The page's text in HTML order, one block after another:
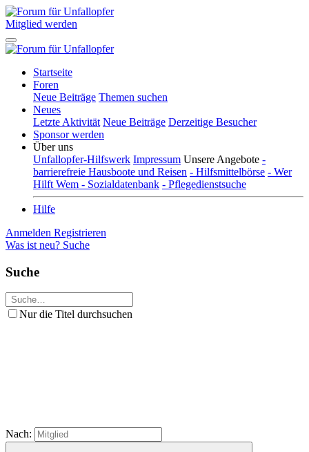
Mitglied werden
Startseite
Foren
Neue Beiträge Themen suchen
Neues
Letzte Aktivität Neue Beiträge Derzeitige Besucher
Sponsor werden
Über uns
Unfallopfer-Hilfswerk Impressum Unsere Angebote -
barrierefreie Hausboote und Reisen - Hilfsmittelbörse - Wer
Hilft Wem - Sozialdatenbank - Pflegedienstsuche
Hilfe
Anmelden Registrieren
Was ist neu? Suche
Suche
Nur die Titel durchsuchen
Nach: